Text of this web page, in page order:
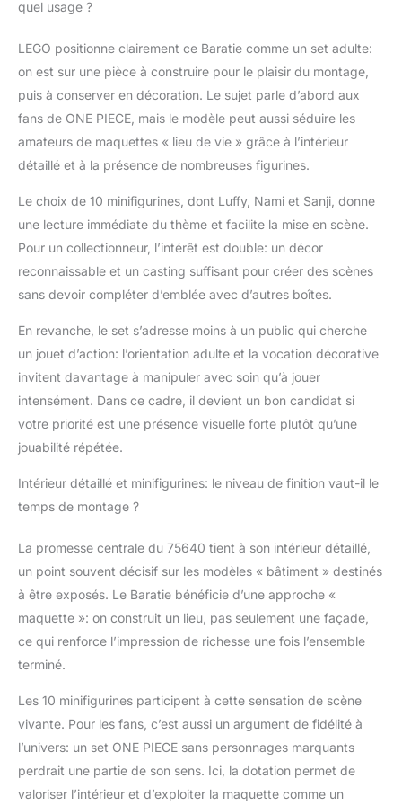
Garp, Hermep, Kobby
et Mihawk Intérieur
détaillé et accessible –
Ce modèle décoratif en
renferme de
nombreuses pièces,
un mur rabattable pour
accéder aux autres
ustensils, une salle à
manger, les quartiers
de Zeff et la salle du
trésor Accessoires
comprend de
nombreux accessoires
alimentaires,
l’escargophone
(téléphone escargot)
emblématique de la
Cadeau LEGO ONE
de l’anime – Ce set à
construire et à exposer
cadeau à offrir à des
adultes passionnés
Instructions de qualité
de montage étape par
étape, des détails sur la
conception et plus
encore ; l’application
LEGO Builder propose
une version numérique
quel usage ?
LEGO positionne clairement ce Baratie comme un set adulte:
on est sur une pièce à construire pour le plaisir du montage,
puis à conserver en décoration. Le sujet parle d’abord aux
fans de ONE PIECE, mais le modèle peut aussi séduire les
amateurs de maquettes « lieu de vie » grâce à l’intérieur
détaillé et à la présence de nombreuses figurines.
Le choix de 10 minifigurines, dont Luffy, Nami et Sanji, donne
une lecture immédiate du thème et facilite la mise en scène.
Pour un collectionneur, l’intérêt est double: un décor
reconnaissable et un casting suffisant pour créer des scènes
sans devoir compléter d’emblée avec d’autres boîtes.
En revanche, le set s’adresse moins à un public qui cherche
un jouet d’action: l’orientation adulte et la vocation décorative
invitent davantage à manipuler avec soin qu’à jouer
intensément. Dans ce cadre, il devient un bon candidat si
votre priorité est une présence visuelle forte plutôt qu’une
jouabilité répétée.
Intérieur détaillé et minifigurines: le niveau de finition vaut-il le
temps de montage ?
La promesse centrale du 75640 tient à son intérieur détaillé,
un point souvent décisif sur les modèles « bâtiment » destinés
à être exposés. Le Baratie bénéficie d’une approche «
maquette »: on construit un lieu, pas seulement une façade,
ce qui renforce l’impression de richesse une fois l’ensemble
terminé.
Les 10 minifigurines participent à cette sensation de scène
vivante. Pour les fans, c’est aussi un argument de fidélité à
l’univers: un set ONE PIECE sans personnages marquants
perdrait une partie de son sens. Ici, la dotation permet de
valoriser l’intérieur et d’exploiter la maquette comme un